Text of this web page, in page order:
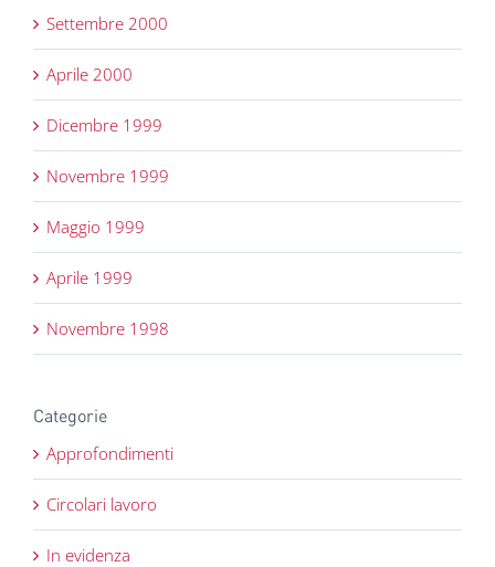
Settembre 2000
Aprile 2000
Dicembre 1999
Novembre 1999
Maggio 1999
Aprile 1999
Novembre 1998
Categorie
Approfondimenti
Circolari lavoro
In evidenza